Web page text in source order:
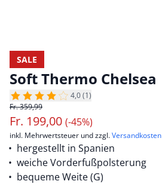
SALE
Soft Thermo Chelsea
4,0 (1)
Fr. 359,99
Fr. 199,00 (-45%)
inkl. Mehrwertsteuer und zzgl.Versandkosten
hergestellt in Spanien
weiche Vorderfußpolsterung
bequeme Weite (G)